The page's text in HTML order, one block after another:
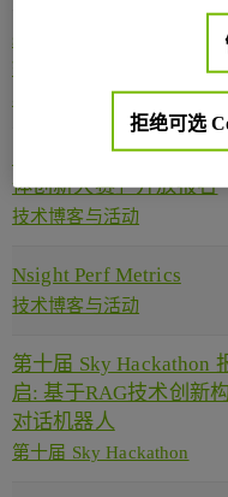
shadowplay快捷键无法
键盘按键
与专家交流（AMA）
百度搜索×NVIDIA「文
体创新大赛」开放报名
技术博客与活动
Nsight Perf Metrics
技术博客与活动
第十届 Sky Hackathon
启: 基于RAG技术创新
对话机器人
第十届 Sky Hackathon
拒绝可选